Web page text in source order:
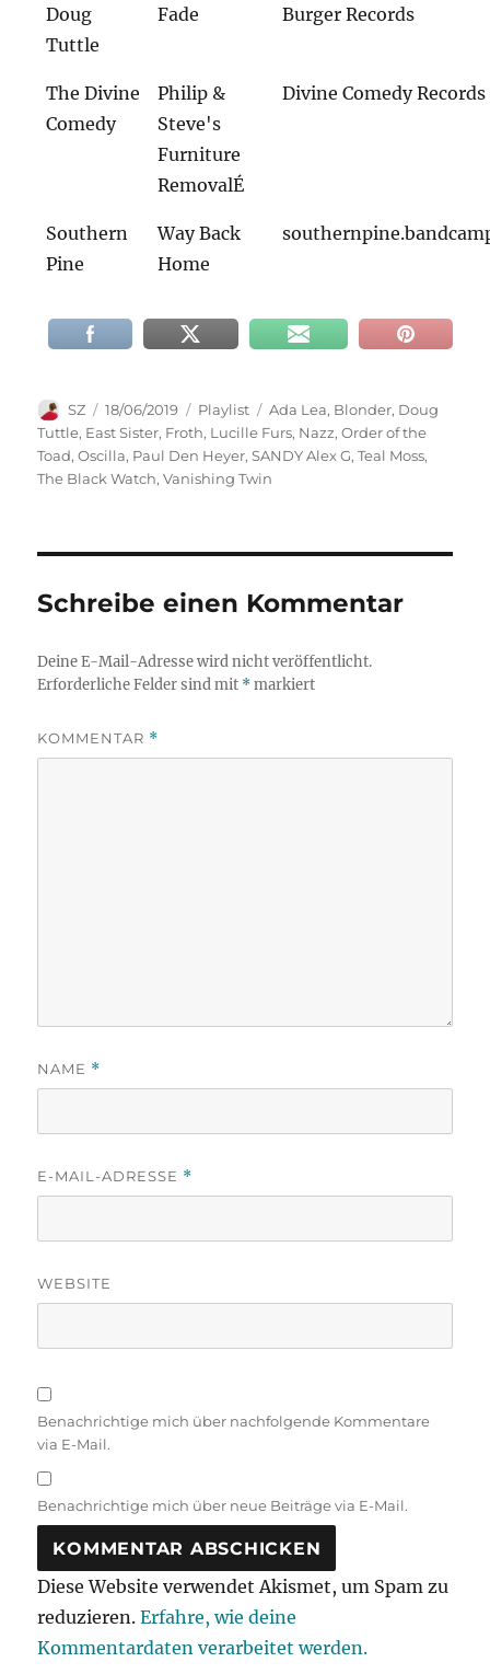
Doug
Tuttle
Fade Burger Records
The Divine
Comedy
Philip &
Steve's
Furniture
RemovalÉ
Divine Comedy Records
Southern
Pine
Way Back
Home
Autor
SZ
Veröffentlicht
am
18/06/2019 Kategorien
Playlist Schlagwörter
Ada Lea, Blonder, Doug
Tuttle, East Sister, Froth, Lucille Furs, Nazz,Order of the
Toad,Oscilla, Paul Den Heyer,SANDY Alex G,Teal Moss,
The Black Watch,Vanishing Twin
Schreibe einen Kommentar
Deine E-Mail-Adresse wird nicht veröffentlicht.
Erforderliche Felder sind mit *markiert
KOMMENTAR *
NAME *
E-MAIL-ADRESSE *
WEBSITE
Benachrichtige mich über nachfolgende Kommentare
via E-Mail.
Benachrichtige mich über neue Beiträge via E-Mail.
Diese Website verwendet Akismet, um Spam zu
reduzieren.Erfahre, wie deine
Kommentardaten verarbeitet werden.